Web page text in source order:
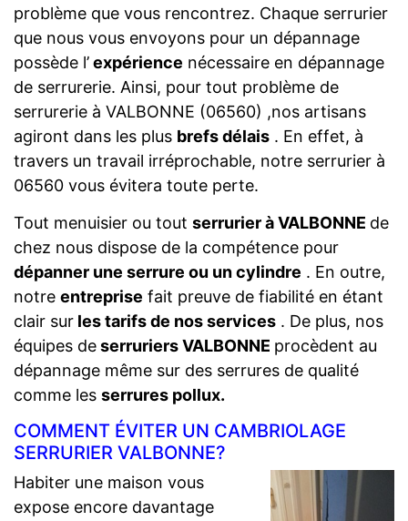
problème que vous rencontrez. Chaque serrurier
que nous vous envoyons pour un dépannage
possède l’expérience nécessaire en dépannage
de serrurerie. Ainsi, pour tout problème de
serrurerie à VALBONNE (06560) ,nos artisans
agiront dans les plus brefs délais . En effet, à
travers un travail irréprochable, notre serrurier à
06560 vous évitera toute perte.
Tout menuisier ou tout serrurier à VALBONNE de
chez nous dispose de la compétence pour
dépanner une serrure ou un cylindre . En outre,
notre entreprise fait preuve de fiabilité en étant
clair sur les tarifs de nos services . De plus, nos
équipes deserruriers VALBONNE procèdent au
dépannage même sur des serrures de qualité
comme les serrures pollux.
COMMENT ÉVITER UN CAMBRIOLAGE
SERRURIER VALBONNE?
Habiter une maison vous
expose encore davantage